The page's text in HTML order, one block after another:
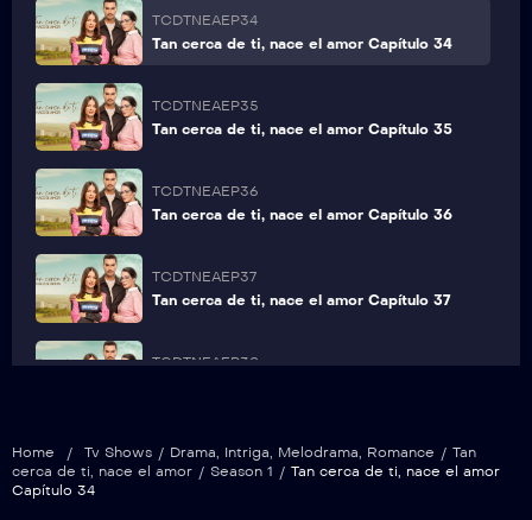
TCDTNEAEP34
Tan cerca de ti, nace el amor Capítulo 34
TCDTNEAEP35
Tan cerca de ti, nace el amor Capítulo 35
TCDTNEAEP36
Tan cerca de ti, nace el amor Capítulo 36
TCDTNEAEP37
Tan cerca de ti, nace el amor Capítulo 37
TCDTNEAEP38
TCDTNEAEP39
Tan cerca de ti, nace el amor Capítulo 39
Home / Tv Shows / Drama, Intriga, Melodrama, Romance / Tan
cerca de ti, nace el amor / Season 1 / Tan cerca de ti, nace el amor
Capítulo 34